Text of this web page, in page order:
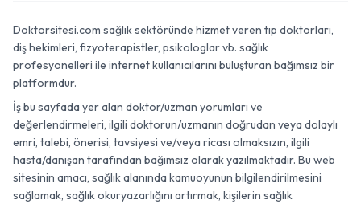
Doktorsitesi.com sağlık sektöründe hizmet veren tıp doktorları,
diş hekimleri, fizyoterapistler, psikologlar vb. sağlık
profesyonelleri ile internet kullanıcılarını buluşturan bağımsız bir
platformdur.
İş bu sayfada yer alan doktor/uzman yorumları ve
değerlendirmeleri, ilgili doktorun/uzmanın doğrudan veya dolaylı
emri, talebi, önerisi, tavsiyesi ve/veya ricası olmaksızın, ilgili
hasta/danışan tarafından bağımsız olarak yazılmaktadır. Bu web
sitesinin amacı, sağlık alanında kamuoyunun bilgilendirilmesini
sağlamak, sağlık okuryazarlığını artırmak, kişilerin sağlık